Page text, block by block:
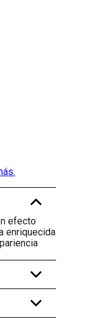
-
efecto
enriquecida
+
+